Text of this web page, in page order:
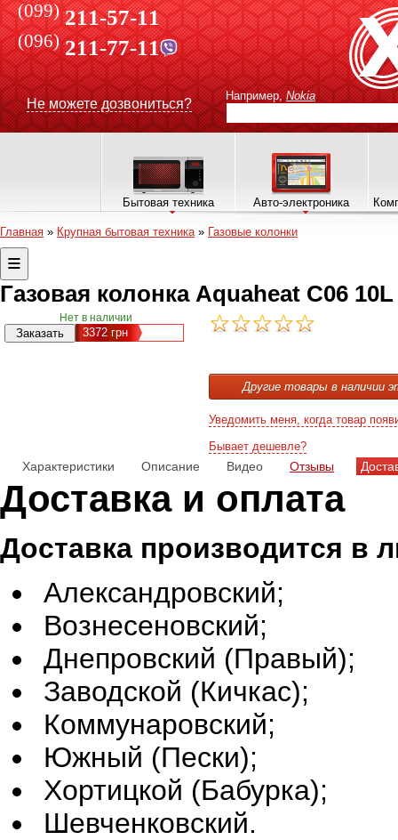
(099) 211-57-11
(096)211-77-11
Не можете дозвониться?
Например, Nokia
Бытовая техника Авто-электроника
Главная » Крупная бытовая техника» Газовые колонки
Газовая колонка Aquaheat C06
Нет в наличии
3372 грн
Другие товары в наличии
Уведомить меня, когда товар
Бывает дешевле?
Характеристики Описание Видео Отзывы
Доставка и оплата
Доставка производится в
Александровский;
Вознесеновский;
Днепровский (Правый);
Заводской (Кичкас);
Коммунаровский;
Южный (Пески);
Хортицкой (Бабурка);
Шевченковский.